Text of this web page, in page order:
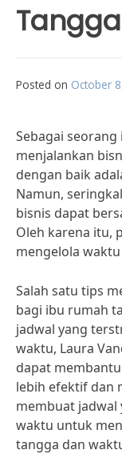
Tangga
Posted on October
Sebagai
menjalankan
dengan baik
Namun,
bisnis dapat
Oleh karena itu,
mengelola
Salah satu tips
bagi ibu rumah
jadwal yang
waktu, Laura
dapat
lebih efektif dan
membuat jadwal
waktu untuk
tangga dan